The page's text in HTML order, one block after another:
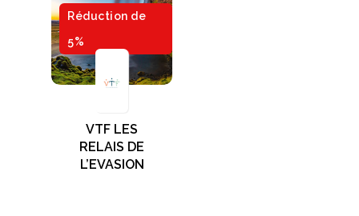
Réduction de
5%
VTF LES
RELAIS DE
L’EVASION